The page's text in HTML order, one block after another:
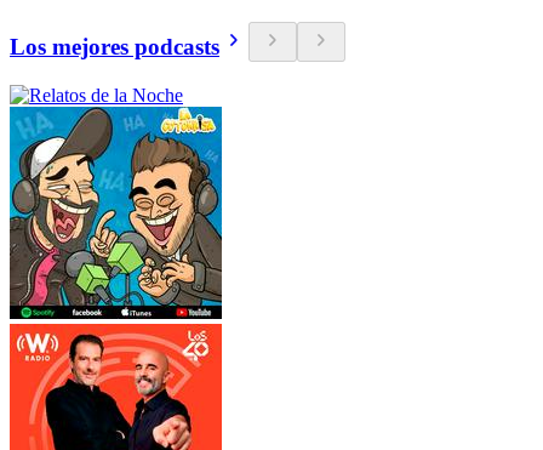
Los mejores podcasts